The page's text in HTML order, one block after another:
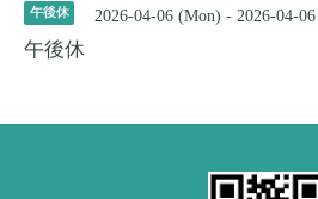
午後休 2026-04-06 (Mon) - 2026-04-
午後休